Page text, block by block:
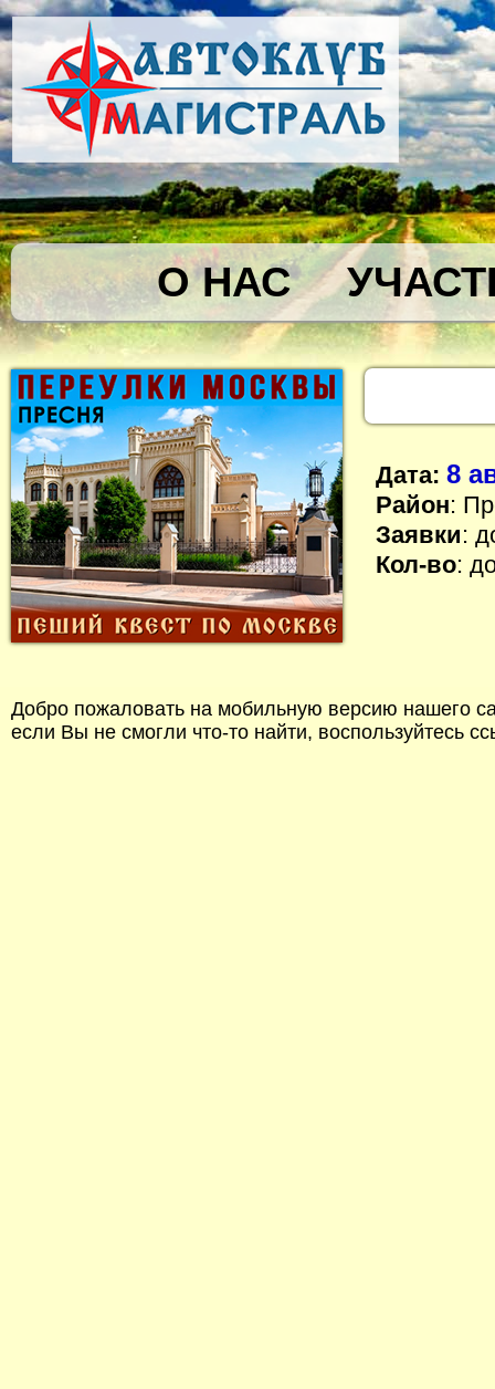
О НАС
Дата: 8
Район:
Заявки:
Кол-во:
Добро пожаловать на мобильную версию нашего
если Вы не смогли что-то найти, воспользуйтесь